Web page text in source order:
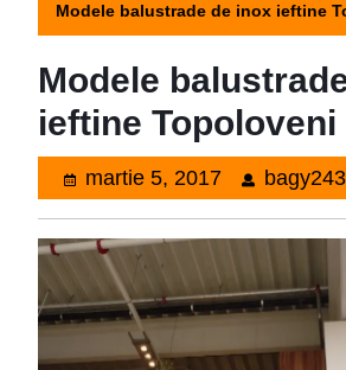
Modele balustrade de inox ieftine
Modele
ieftine Topoloveni
martie 5, 2017martie
2017